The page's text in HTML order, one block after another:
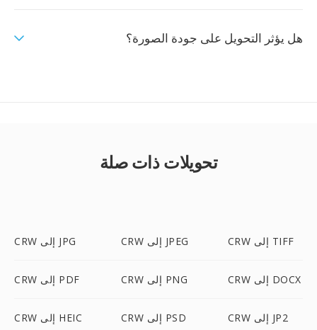
هل يؤثر التحويل على جودة الصورة؟
تحويلات ذات صلة
CRW إلى JPG CRW إلى JPEG CRW إلى TIFF
CRW إلى PDF CRW إلى PNG CRW إلى DOCX
CRW إلى HEIC CRW إلى PSD CRW إلى JP2